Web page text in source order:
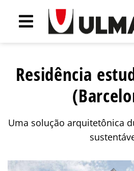
Residência
Uma solução arquitetônica